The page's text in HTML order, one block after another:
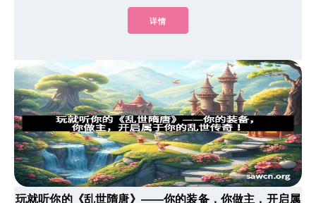
详情
玩就听你的《乱世隋唐》——你的装备，你做主，开启属